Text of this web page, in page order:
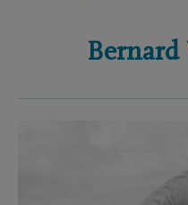
Bernard